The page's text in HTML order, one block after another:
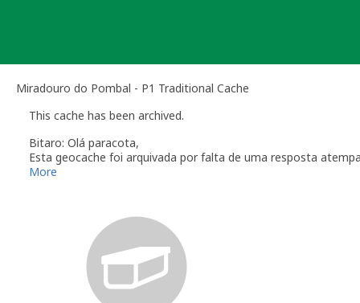
Miradouro do Pombal - P1 Traditional Cache
This cache has been archived.
Bitaro: Olá paracota,
Esta geocache foi arquivada por falta de uma resposta
Verifique a secção das
Geocaching.com Volunteer Geocache Reviewer
Revisor Voluntário em Geocaching.com
More